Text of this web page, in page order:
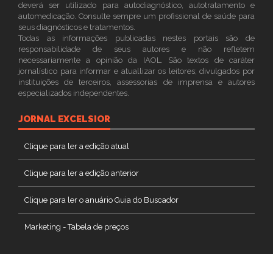
deverá ser utilizado para autodiagnóstico, autotratamento e
automedicação. Consulte sempre um profissional de saúde para
seus diagnósticos e tratamentos.
Todas as informações publicadas nestes portais são de
responsabilidade de seus autores e não refletem
necessariamente a opinião da IAOL. São textos de caráter
jornalístico para informar e atuallizar os leitores; divulgados por
instituições de terceiros, assessorias de imprensa e autores
especializados independentes.
JORNAL EXCELSIOR
Clique para ler a edição atual
Clique para ler a edição anterior
Clique para ler o anuário Guia do Buscador
Marketing - Tabela de preços